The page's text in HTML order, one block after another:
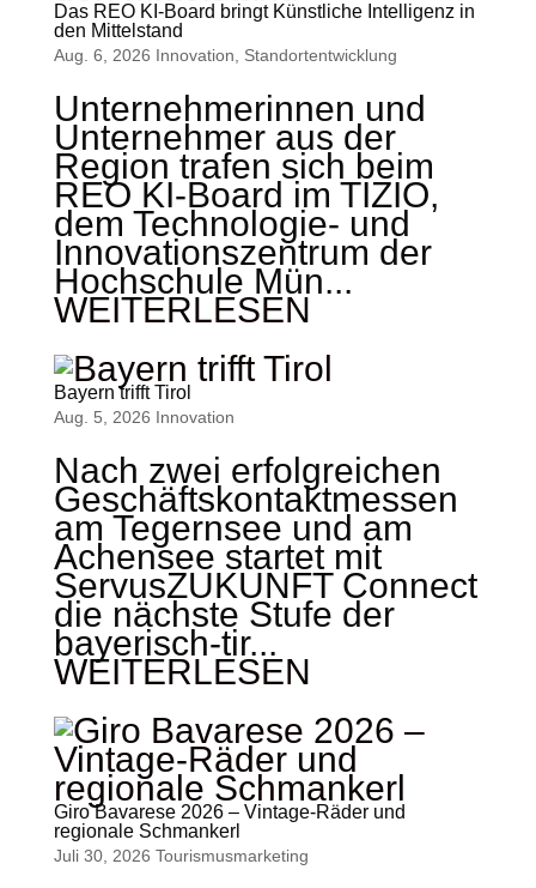
Das REO KI-Board bringt Künstliche Intelligenz in
den Mittelstand
Aug. 6, 2026 Innovation Standort­entwicklung
Unternehmerinnen und
Unternehmer aus der
Region trafen sich beim
REO KI-Board im TIZIO,
dem Technologie- und
Innovationszentrum der
Hochschule Mün...
WEITERLESEN
Bayern trifft Tirol
Aug. 5, 2026 Innovation
Nach zwei erfolgreichen
Geschäftskontaktmessen
am Tegernsee und am
Achensee startet mit
ServusZUKUNFT Connect
die nächste Stufe der
bayerisch-tir...
WEITERLESEN
Giro Bavarese 2026 – Vintage-Räder und
regionale Schmankerl
Juli 30, 2026 Tourismus­marketing